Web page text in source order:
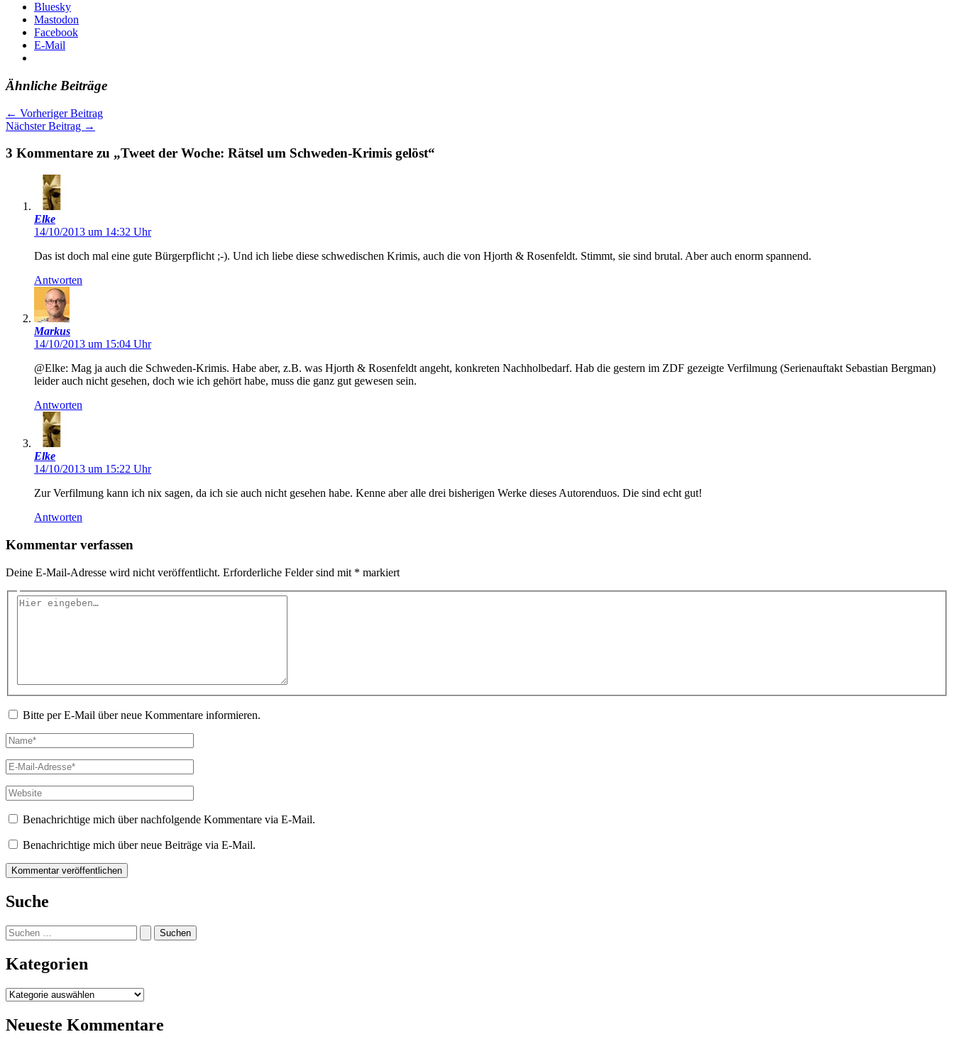
Bluesky
Mastodon
Facebook
E-Mail
Ähnliche Beiträge
← Vorheriger Beitrag
Nächster Beitrag →
3 Kommentare zu „Tweet der Woche: Rätsel um Schweden-Krimis gelöst“
Elke
14/10/2013 um 14:32 Uhr
Das ist doch mal eine gute Bürgerpflicht ;-). Und ich liebe diese schwedischen Krimis, auch die von Hjorth & Rosenfeldt. Stimmt, sie sind brutal. Aber auch enorm spannend.
Antworten
Markus
14/10/2013 um 15:04 Uhr
@Elke: Mag ja auch die Schweden-Krimis. Habe aber, z.B. was Hjorth & Rosenfeldt angeht, konkreten Nachholbedarf. Hab die gestern im ZDF gezeigte Verfilmung (Serienauftakt Sebastian Bergman)
leider auch nicht gesehen, doch wie ich gehört habe, muss die ganz gut gewesen sein.
Antworten
Elke
14/10/2013 um 15:22 Uhr
Zur Verfilmung kann ich nix sagen, da ich sie auch nicht gesehen habe. Kenne aber alle drei bisherigen Werke dieses Autorenduos. Die sind echt gut!
Antworten
Kommentar verfassen
Deine E-Mail-Adresse wird nicht veröffentlicht. Erforderliche Felder sind mit * markiert
Hier
Bitte per E-Mail über neue Kommentare informieren.
Name*
E-
Mail-
Adresse*
Website
Benachrichtige mich über nachfolgende Kommentare via E-Mail.
Benachrichtige mich über neue Beiträge via E-Mail.
Suche
Suchen
nach:
Kategorien
Kategorien
Neueste Kommentare